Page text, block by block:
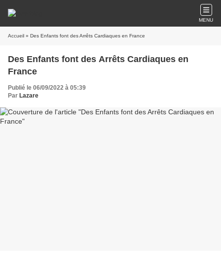
MENU
Accueil » Des Enfants font des Arrêts Cardiaques en France
Des Enfants font des Arrêts Cardiaques en
France
Publié le 06/09/2022 à 05:39
Par Lazare